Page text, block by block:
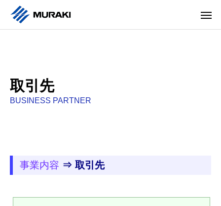
取引先
BUSINESS PARTNER
事業内容 ⇒ 取引先